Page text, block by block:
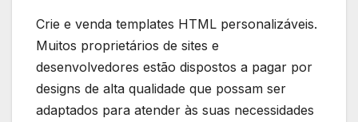
Crie e venda templates HTML personalizáveis.
Muitos proprietários de sites e
desenvolvedores estão dispostos a pagar por
designs de alta qualidade que possam ser
adaptados para atender às suas necessidades